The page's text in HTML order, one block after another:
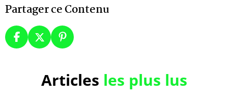
Partager ce Contenu
Articles les plus lus